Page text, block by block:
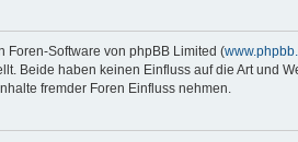
Foren-Software von phpBB Limited (
Beide haben keinen Einfluss auf die Art und
fremder Foren Einfluss nehmen.